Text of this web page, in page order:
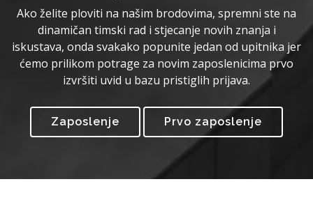
Ako želite ploviti na našim brodovima, spremni ste na
dinamičan timski rad i stjecanje novih znanja i
iskustava, onda svakako popunite jedan od upitnika jer
ćemo prilikom potrage za novim zaposlenicima prvo
izvršiti uvid u bazu pristiglih prijava.
Zaposlenje Prvo zaposlenje